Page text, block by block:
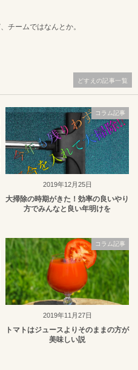
チームではなんとか。
2019年12月25日
コラム記事
大掃除の時期がきた！効率の良いやり
方でみんなと良い年明けを
2019年11月27日
コラム記事
トマトはジュースよりそのままの方が
美味しい説
どすえの記事一覧